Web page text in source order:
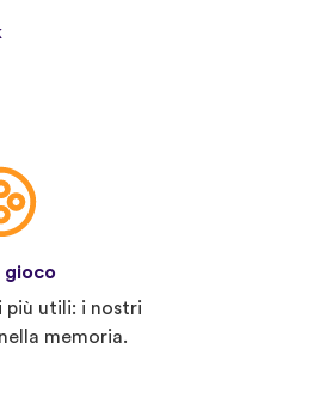
gioco
più utili: i nostri
memoria.